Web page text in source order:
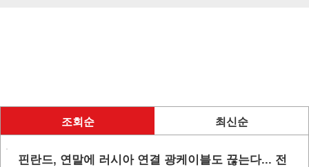
조회순 최신순
핀란드, 연말에 러시아 연결 광케이블도 끊는다... 전